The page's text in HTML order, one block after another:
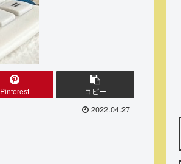
Pinterest コピー
2022.04.27